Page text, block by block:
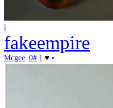
i
fakeempire
Mcgee 0# 1 ♥ •